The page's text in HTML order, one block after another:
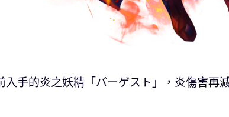
入手的炎之妖精「バーゲスト」，炎傷害再